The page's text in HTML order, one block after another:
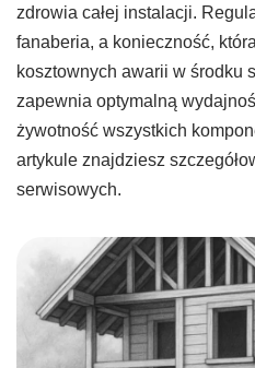
zdrowia całej instalacji.
fanaberia, a konieczność,
kosztownych awarii w środku
zapewnia optymalną
żywotność wszystkich
artykule znajdziesz
serwisowych.